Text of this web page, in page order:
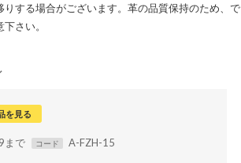
する場合がございます。革の品質保持のため、で
さい。
を見る
まで コード A-FZH-15